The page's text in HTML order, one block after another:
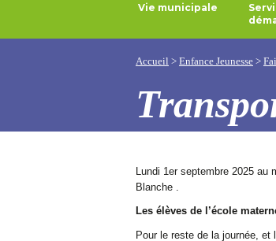
Vie municipale
Accueil > Enfance Jeunesse >
Lundi 1er septembre 2025
Blanche .
Les élèves de l’école
Pour le reste de la journée,